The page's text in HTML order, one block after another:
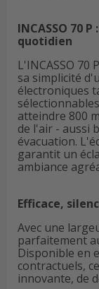
INCASSO 70
quotidien
L'INCASSO
sa simplicité
électroniques
atteindre 800
de l'air - aussi
évacuation.
garantit un
ambiance
Efficace,
Avec une
parfaitement
Disponible en
contractuels,
innovante, de